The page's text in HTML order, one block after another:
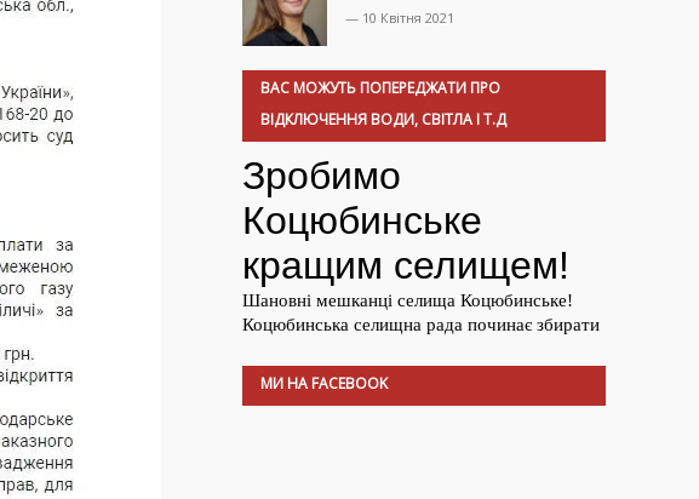
— 10 Квітня 2021
ВАС МОЖУТЬ ПОПЕРЕДЖАТИ ПРО
ВІДКЛЮЧЕННЯ ВОДИ, СВІТЛА І Т.Д
МИ НА FACEBOOK